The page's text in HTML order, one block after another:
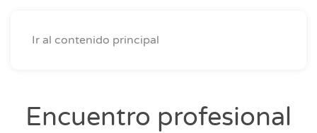
Ir al contenido principal
Encuentro profesional